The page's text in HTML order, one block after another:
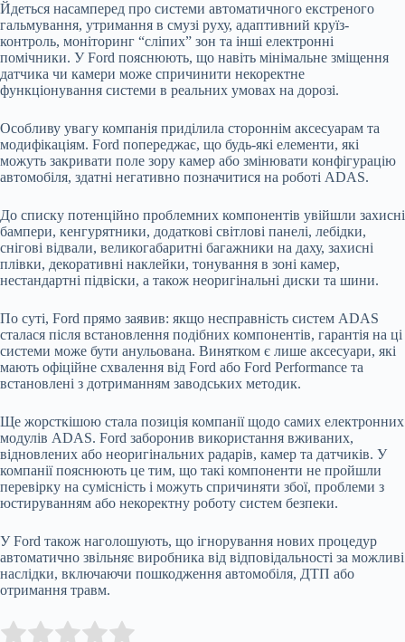
Йдеться насамперед про системи автоматичного екстреного
гальмування, утримання в смузі руху, адаптивний круїз-
контроль, моніторинг “сліпих” зон та інші електронні
помічники. У Ford пояснюють, що навіть мінімальне зміщення
датчика чи камери може спричинити некоректне
функціонування системи в реальних умовах на дорозі.
Особливу увагу компанія приділила стороннім аксесуарам та
модифікаціям. Ford попереджає, що будь-які елементи, які
можуть закривати поле зору камер або змінювати конфігурацію
автомобіля, здатні негативно позначитися на роботі ADAS.
До списку потенційно проблемних компонентів увійшли захисні
бампери, кенгурятники, додаткові світлові панелі, лебідки,
снігові відвали, великогабаритні багажники на даху, захисні
плівки, декоративні наклейки, тонування в зоні камер,
нестандартні підвіски, а також неоригінальні диски та шини.
По суті, Ford прямо заявив: якщо несправність систем ADAS
сталася після встановлення подібних компонентів, гарантія на ці
системи може бути анульована. Винятком є лише аксесуари, які
мають офіційне схвалення від Ford або Ford Performance та
встановлені з дотриманням заводських методик.
Ще жорсткішою стала позиція компанії щодо самих електронних
модулів ADAS. Ford заборонив використання вживаних,
відновлених або неоригінальних радарів, камер та датчиків. У
компанії пояснюють це тим, що такі компоненти не пройшли
перевірку на сумісність і можуть спричиняти збої, проблеми з
юстируванням або некоректну роботу систем безпеки.
У Ford також наголошують, що ігнорування нових процедур
автоматично звільняє виробника від відповідальності за можливі
наслідки, включаючи пошкодження автомобіля, ДТП або
отримання травм.
Rate this item: